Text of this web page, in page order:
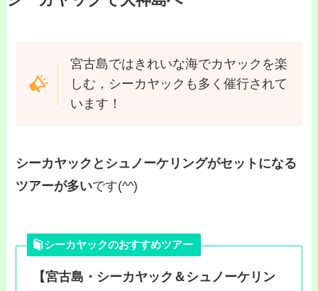
宮古島ではきれいな海でカヤックを楽
しむ，シーカヤックも多く催行されて
います！
シーカヤックとシュノーケリングがセットになる
ツアーが多いです(^^)
シーカヤックのおすすめツアー
【宮古島・シーカヤック＆シュノーケリン